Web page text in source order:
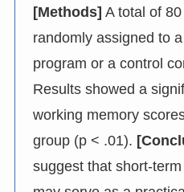
[Methods] A total of
randomly assigned to
program or a control
Results showed a
working memory
group (p < .01).
suggest that short-